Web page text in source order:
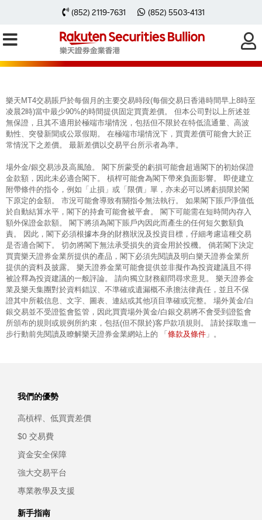
(852) 2119-7631 (852) 5503-4131
每周黃金分析 20241223
樂天MT4交易賬戶於每個月的主要交易時段(每個交易日香港時間早上8時至
凌晨2時)當中最少90%的時間提供固定買賣差價。 但本公司對以上所述並
無保證，且其不適用於極端市場情況，包括但不限於在特低流通量、高波
動性、突發新聞或公眾假期。 在極端市場情況下，買賣差價可能會大於正
常情況下之差價。 最新差價以交易平台所示者為準。
場外金/銀交易涉及高風險。 閣下所蒙受的虧損可能會超過閣下的初始保證
金款額，因此未必適合閣下。 槓桿可能會為閣下帶來負面影響。 即使建立
附帶條件的指令，例如「止損」或「限價」單，亦未必可以將虧損限於閣
下原定的金額。 市況可能會導致有關指令無法執行。 如果閣下賬戶淨值低
於自動結算水平，閣下的持倉可能會被平倉。 閣下可能需在短時間內存入
額外保證金款額。 閣下將須為閣下賬戶內因此而產生的任何短欠數額負
責。 因此，閣下必須根據本身的財務狀況及投資目標，仔細考慮這種交易
是否適合閣下。 切勿將閣下無法承受損失的資金用於投機。 倘若閣下決定
買賣樂天證券金業所提供的產品，閣下必須先閱讀及明白樂天證券金業所
提供的資料及披露。 樂天證券金業可能會提供並非擬作為投資建議且不得
被詮釋為投資建議的一般評論。 請向獨立財務顧問尋求意見。 樂天證券金
業及樂天集團對於資料錯誤、不準確或遺漏概不承擔法律責任，並且不保
證其中所載信息、文字、圖表、連結或其他項目準確或完整。 場外黃金/白
銀交易並不受證監會監管，因此買賣場外黃金/白銀交易將不會受到證監會
所頒布的規則或規例所約束，包括(但不限於)客戶款項規則。 請於採取進一
步行動前先閱讀及瞭解樂天證券金業網站上的 「 條款及條件 」。
我們的優勢
高槓桿、低買賣差價
$0 交易費
資金安全保障
強大交易平台
專業教學及支援
新手指南